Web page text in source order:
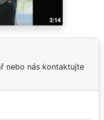
nebo nás kontaktujte